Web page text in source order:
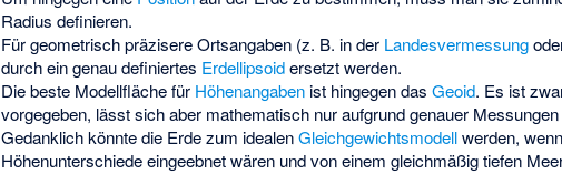
Radius definieren.
Für geometrisch präzisere Ortsangaben (z. B. in der Landesvermessung
durch ein genau definiertes Erdellipsoidersetzt werden.
Die beste Modellfläche für Höhenangabenist hingegen das Geoid. Es ist
vorgegeben, lässt sich aber mathematisch nur aufgrund genauer
Gedanklich könnte die Erde zum idealenGleichgewichtsmodellwerden,
Höhenunterschiede eingeebnet wären und von einem gleichmäßig tiefen